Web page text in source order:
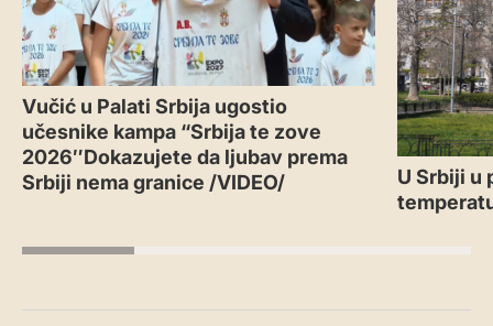
Vučić u Palati Srbija ugostio
učesnike kampa “Srbija te zove
2026″Dokazujete da ljubav prema
Srbiji nema granice /VIDEO/
U Srbiji u